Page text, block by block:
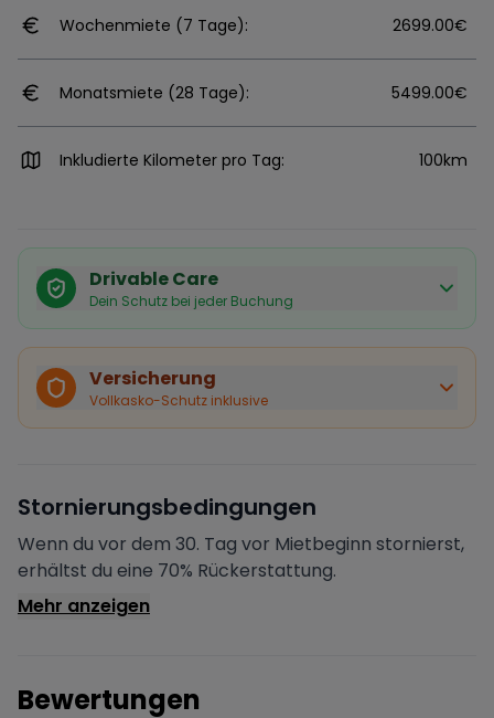
Wochenmiete (7 Tage): 2699.00€
Monatsmiete (28 Tage): 5499.00€
Inkludierte Kilometer pro Tag: 100km
Drivable Care
Dein Schutz bei jeder Buchung
Käuferschutz inklusive
Bei Stornierung durch den Vermieter erhältst du eine
vollständige Rückerstattung.
Sofortige Bestätigung
Sichere Zahlung
Deine Zahlung wird verschlüsselt verarbeitet. Deine
Daten sind geschützt.
Verifizierter Vermieter
verifiziert.
Versicherung
Vollkasko-Schutz inklusive
Stornierungsbedingungen
Wenn du vor dem 30. Tag vor Mietbeginn stornierst,
erhältst du eine 70% Rückerstattung.
Mehr anzeigen
Bewertungen